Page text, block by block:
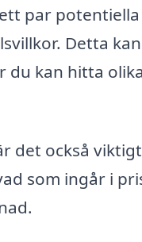
par
Detta
du kan hitta
det också
som ingår i